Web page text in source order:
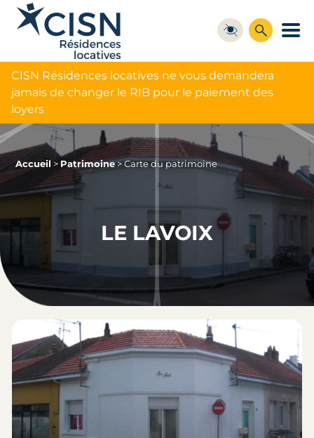
CISN Résidences locatives ne vous demandera
jamais de changer le RIB pour le paiement des
loyers
Accueil > Patrimoine>Carte du patrimoine
LE LAVOIX